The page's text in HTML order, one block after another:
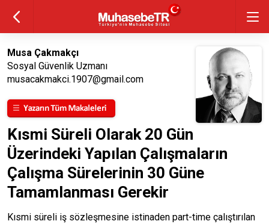
Musa Çakmakçı
Sosyal Güvenlik Uzmanı
musacakmakci.1907@gmail.com
Kısmi Süreli Olarak 20 Gün
Üzerindeki Yapılan Çalışmaların
Çalışma Sürelerinin 30 Güne
Tamamlanması Gerekir
Kısmi süreli iş sözleşmesine istinaden part-time çalıştırılan